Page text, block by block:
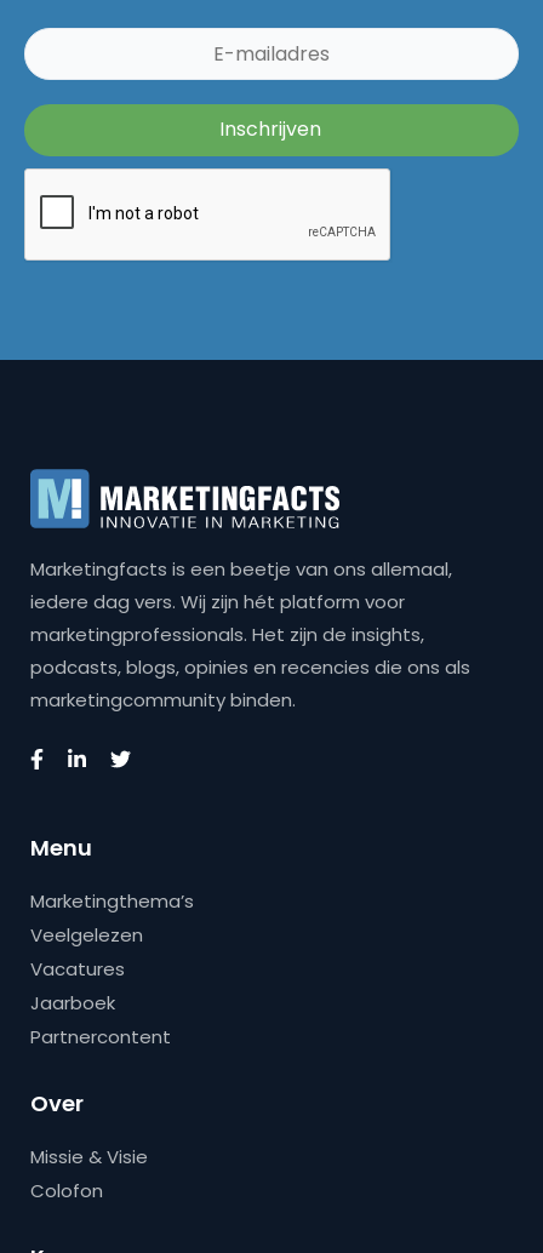
Marketingfacts is een beetje van ons allemaal,
iedere dag vers. Wij zijn hét platform voor
marketingprofessionals. Het zijn de insights,
podcasts, blogs, opinies en recencies die ons als
marketingcommunity binden.
Menu
Marketingthema’s
Veelgelezen
Vacatures
Jaarboek
Partnercontent
Over
Missie & Visie
Colofon